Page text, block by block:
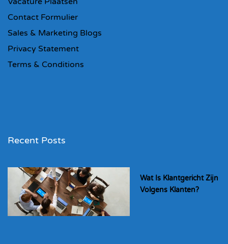
Contact Formulier
Sales & Marketing Blogs
Privacy Statement
Terms & Conditions
Recent Posts
Wat Is Klantgericht Zijn
Volgens Klanten?